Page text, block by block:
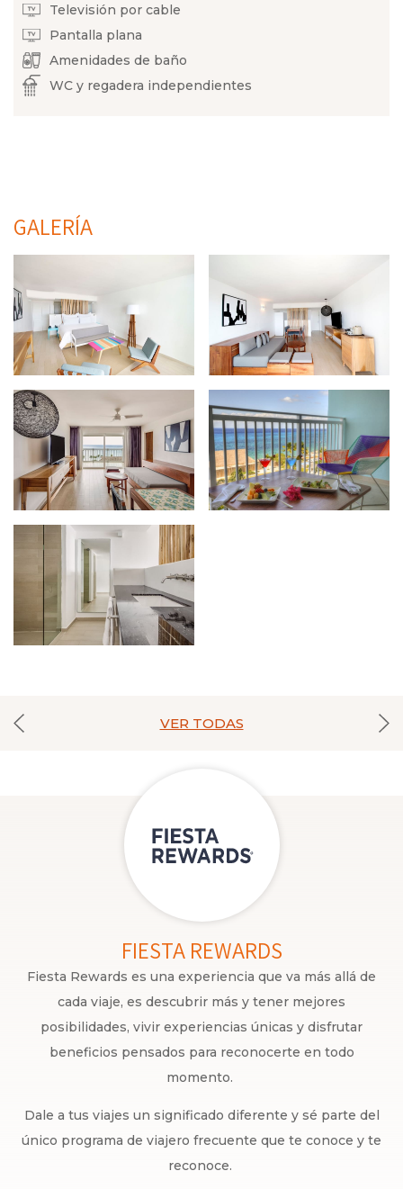
Televisión por cable
Pantalla plana
Amenidades de baño
WC y regadera independientes
GALERÍA
VER TODAS
FIESTA REWARDS
Fiesta Rewards es una experiencia que va más allá de
cada viaje, es descubrir más y tener mejores
posibilidades, vivir experiencias únicas y disfrutar
beneficios pensados para reconocerte en todo
momento.
Dale a tus viajes un significado diferente y sé parte del
único programa de viajero frecuente que te conoce y te
reconoce.